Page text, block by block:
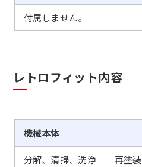
付属しません。
レトロフィット内容
機械本体
分解、清掃、洗浄 再塗装